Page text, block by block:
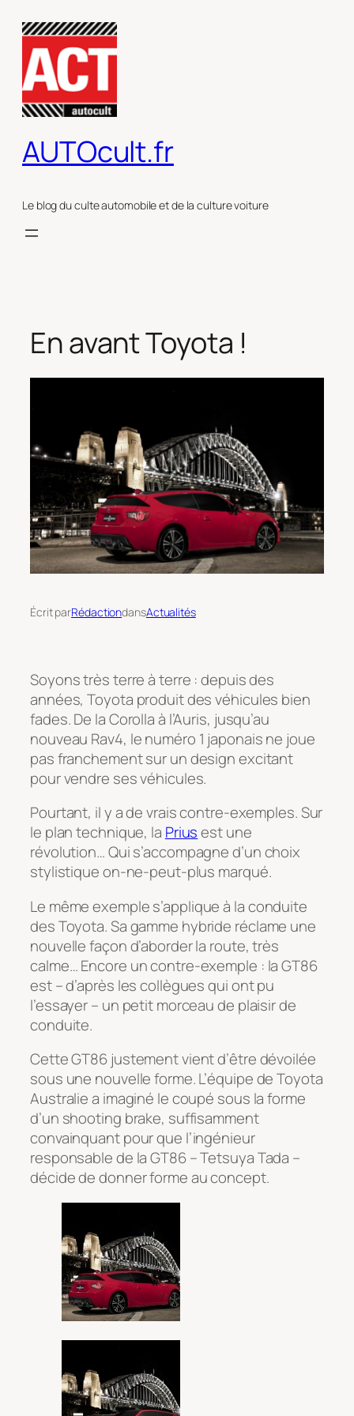
contenu
AUTOcult.fr
Le blog du culte automobile et de la culture voiture
En avant Toyota !
Écrit parRédactiondansActualités
Soyons très terre à terre : depuis des
années, Toyota produit des véhicules bien
fades. De la Corolla à l’Auris, jusqu’au
nouveau Rav4, le numéro 1 japonais ne joue
pas franchement sur un design excitant
pour vendre ses véhicules.
Pourtant, il y a de vrais contre-exemples. Sur
le plan technique, la Priusest une
révolution… Qui s’accompagne d’un choix
stylistique on-ne-peut-plus marqué.
Le même exemple s’applique à la conduite
des Toyota. Sa gamme hybride réclame une
nouvelle façon d’aborder la route, très
calme… Encore un contre-exemple : la GT86
est – d’après les collègues qui ont pu
l’essayer – un petit morceau de plaisir de
conduite.
Cette GT86 justement vient d’être dévoilée
sous une nouvelle forme. L’équipe de Toyota
Australie a imaginé le coupé sous la forme
d’un shooting brake, suffisamment
convainquant pour que l’ingénieur
responsable de la GT86 – Tetsuya Tada –
décide de donner forme au concept.